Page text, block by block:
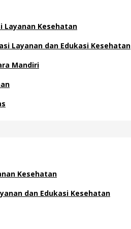
Layanan Kesehatan
Layanan dan Edukasi Kesehatan
Mandiri
Kesehatan
dan Edukasi Kesehatan